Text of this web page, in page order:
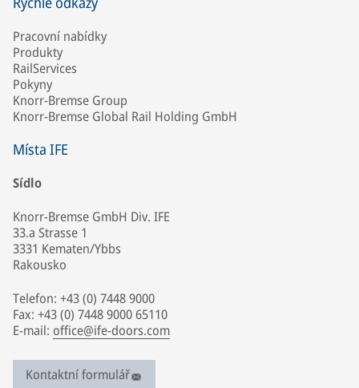
Pracovní nabídky
Produkty
RailServices
Pokyny
Knorr-Bremse Group
Knorr-Bremse Global Rail Holding GmbH
Místa IFE
Sídlo
Knorr-Bremse GmbH Div. IFE
33.a Strasse 1
3331 Kematen/Ybbs
Rakousko
Telefon: +43 (0) 7448 9000
Fax: +43 (0) 7448 9000 65110
E-mail: office@ife-doors.com
Kontaktní formulář